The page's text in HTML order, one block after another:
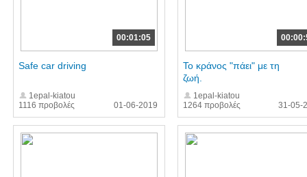
00:01:05
1116 προβολές
Safe car driving
1epal-kiatou
01-06-2019
1264 προβολές
Το κράνος "πάει" με τη
ζωή.
1epal-kiatou
31-05-